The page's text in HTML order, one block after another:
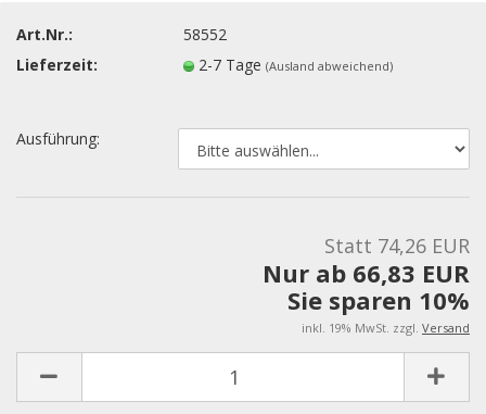
Art.Nr.:
58552
Lieferzeit:
2-7 Tage(Ausland abweichend)
Ausführung:
Statt 74,26 EUR
Nur ab 66,83 EUR
Sie sparen 10%
inkl. 19% MwSt. zzgl. Versand